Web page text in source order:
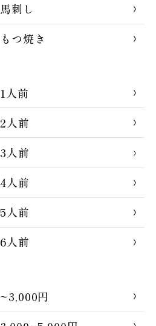
馬刺し
もつ焼き
1人前
2人前
3人前
4人前
5人前
6人前
~3,000円